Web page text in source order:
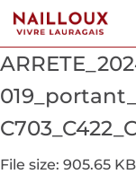
File size: 905.65 KB